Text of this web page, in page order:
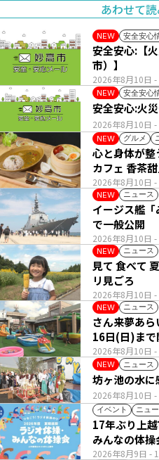
あわせて
NEW 安全安心
2026年8月10日 -
安全安心:【
市）】
NEW 安全安心
2026年8月10日 -
安全安心:火
NEW グルメ
2026年8月10日 -
心と身体が
カフェ 香茶
NEW ニュース
2026年8月10日 -
イージス艦
で一般公開
NEW ニュース
2026年8月10日 -
見て 食べて
リ見ごろ
NEW ニュース
2026年8月10日 -
さん来夢あら
16日(日)まで
NEW ニュース
2026年8月10日 -
坊ヶ池の水に
イベント ニュ
2026年8月9日 -
17年ぶり上
みんなの体